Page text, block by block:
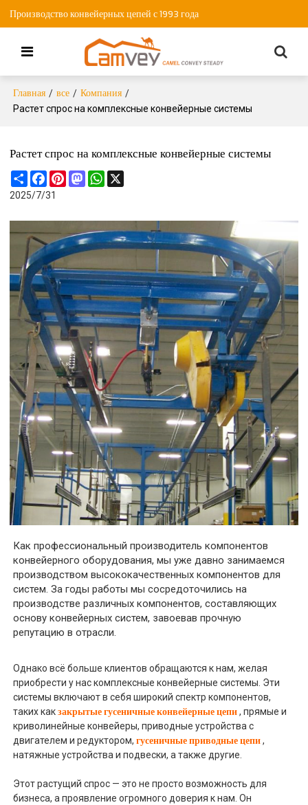
Производство конвейерных цепей с 1993 года
Главная / все / Компания /
Растет спрос на комплексные конвейерные системы
Растет спрос на комплексные конвейерные системы
ShareFacebook
PinterestMastodonWhatsApp
2025/7/31
Как профессиональный производитель компонентов
конвейерного оборудования, мы уже давно занимаемся
производством высококачественных компонентов для
систем. За годы работы мы сосредоточились на
производстве различных компонентов, составляющих
основу конвейерных систем, завоевав прочную
репутацию в отрасли.
Однако всё больше клиентов обращаются к нам, желая
приобрести у нас комплексные конвейерные системы. Эти
системы включают в себя широкий спектр компонентов,
таких какзакрытые гусеничные конвейерные цепи, прямые и
криволинейные конвейеры, приводные устройства с
двигателем и редуктором,гусеничные приводные цепи,
натяжные устройства и подвески, а также другие.
Этот растущий спрос — это не просто возможность для
бизнеса, а проявление огромного доверия к нам. Он